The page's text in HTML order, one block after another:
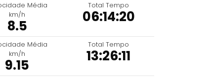
Média
km/h
8.5
Total Tempo
06:14:20
Média
km/h
9.15
Total Tempo
13:26:11